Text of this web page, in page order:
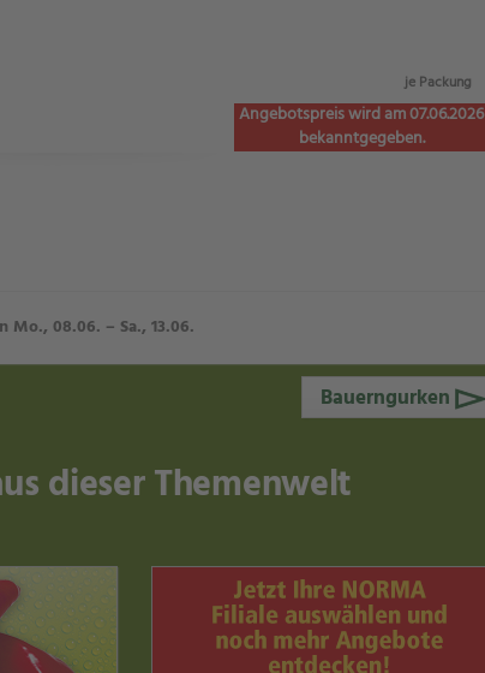
je Packung
Angebotspreis wird am 07.06.2026
bekanntgegeben.
Mo., 08.06. – Sa., 13.06.
Bauerngurken
dieser Themenwelt